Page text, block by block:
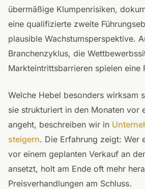
übermäßige Klumpenrisiken,
eine qualifizierte zweite
plausible Wachstumsperspektive.
Branchenzyklus, die
Markteintrittsbarrieren spielen eine
Welche Hebel besonders wirksam
sie strukturiert in den Monaten vor
angeht, beschreiben wir in
steigern. Die Erfahrung zeigt: Wer
vor einem geplanten Verkauf an
ansetzt, holt am Ende oft mehr
Preisverhandlungen am Schluss.